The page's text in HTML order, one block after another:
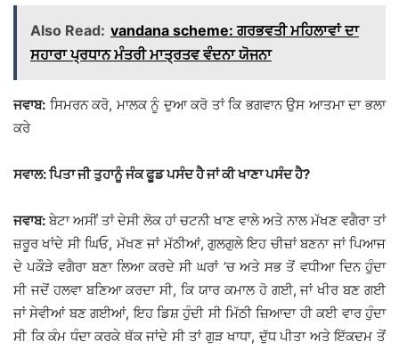
Also Read: vandana scheme: ਗਰਭਵਤੀ ਮਹਿਲਾਵਾਂ ਦਾ
ਸਹਾਰਾ ਪ੍ਰਧਾਨ ਮੰਤਰੀ ਮਾਤ੍ਰਤਵ ਵੰਦਨਾ ਯੋਜਨਾ
ਜਵਾਬ: ਸਿਮਰਨ ਕਰੋ, ਮਾਲਕ ਨੂੰ ਦੁਆ ਕਰੋ ਤਾਂ ਕਿ ਭਗਵਾਨ ਉਸ ਆਤਮਾ ਦਾ ਭਲਾ
ਕਰੇ
ਸਵਾਲ: ਪਿਤਾ ਜੀ ਤੁਹਾਨੂੰ ਜੰਕ ਫੂਡ ਪਸੰਦ ਹੈ ਜਾਂ ਕੀ ਖਾਣਾ ਪਸੰਦ ਹੈ?
ਜਵਾਬ: ਬੇਟਾ ਅਸੀਂ ਤਾਂ ਦੇਸੀ ਲੋਕ ਹਾਂ ਚਟਨੀ ਖਾਣ ਵਾਲੇ ਅਤੇ ਨਾਲ ਮੱਖਣ ਵਗੈਰਾ ਤਾਂ
ਜ਼ਰੂਰ ਖਾਂਦੇ ਸੀ ਘਿਓ, ਮੱਖਣ ਜਾਂ ਮੱਠੀਆਂ, ਗੁਲਗੁਲੇ ਇਹ ਚੀਜ਼ਾਂ ਬਣਨਾ ਜਾਂ ਪਿਆਜ
ਦੇ ਪਕੌੜੇ ਵਗੈਰਾ ਬਣਾ ਲਿਆ ਕਰਦੇ ਸੀ ਘਰਾਂ ’ਚ ਅਤੇ ਸਭ ਤੋਂ ਵਧੀਆ ਦਿਨ ਹੁੰਦਾ
ਸੀ ਜਦੋਂ ਹਲਵਾ ਬਣਿਆ ਕਰਦਾ ਸੀ, ਕਿ ਯਾਰ ਕਮਾਲ ਹੋ ਗਈ, ਜਾਂ ਖੀਰ ਬਣ ਗਈ
ਜਾਂ ਸੇਵੀਆਂ ਬਣ ਗਈਆਂ, ਇਹ ਡਿਸ਼ ਹੁੰਦੀ ਸੀ ਮਿੱਠੀ ਜ਼ਿਆਦਾ ਹੀ ਕਈ ਵਾਰ ਹੁੰਦਾ
ਸੀ ਕਿ ਕੰਮ ਧੰਦਾ ਕਰਕੇ ਥੱਕ ਜਾਂਦੇ ਸੀ ਤਾਂ ਗੁੜ ਖਾਧਾ, ਦੁੱਧ ਪੀਤਾ ਅਤੇ ਇੱਕਦਮ ਤੋਂ